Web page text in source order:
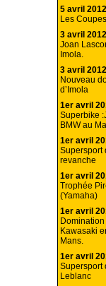
5 avril 2012
Les
3 avril 2012
Joan
Imola.
3 avril 2012
Nouveau
d’Imola
1er avril
Superbike
BMW au
1er avril
Supersport
revanche
1er avril
Trophée
(Yamaha)
1er avril
Kawasaki
Mans.
1er avril
Supersport
Leblanc